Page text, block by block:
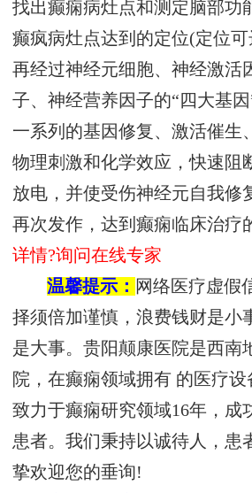
找出癫痫病灶点和测定脑部功
癫疯病灶点达到的定位(定位可
再经过神经元细胞、神经激活
子、神经营养因子的“四大基
一系列的基因修复、激活催生
物理刺激和化学效应，快速阻
放电，并使受伤神经元自我修
再次发作，达到癫痫临床治疗
详情?询问在线专家
温馨提示： 网络医疗虚假
择须倍加谨慎，浪费钱财是小
是大事。贵阳颠康医院是西南
院，在癫痫领域拥有 的医疗设
致力于癫痫研究领域16年，成
患者。我们秉持以诚待人，患
挚欢迎您的垂询!